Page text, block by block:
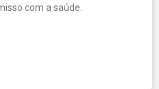
com a saúde.